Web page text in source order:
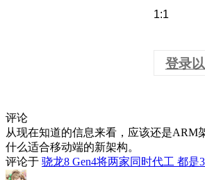
1:1
登录
评论
从现在知道的信息来看，应该还是ARM
什么适合移动端的新架构。
评论于 骁龙8 Gen4将两家同时代工 都是